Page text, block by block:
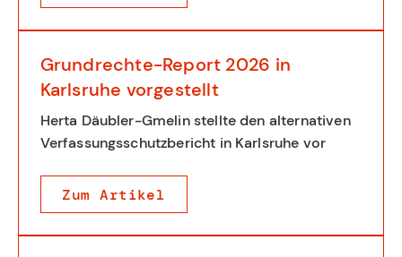
Grundrechte-Report 2026 in
Karlsruhe vorgestellt
Herta Däubler-Gmelin stellte den alternativen
Verfassungsschutzbericht in Karlsruhe vor
Zum Artikel